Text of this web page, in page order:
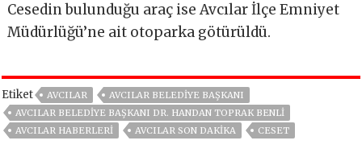
Cesedin bulunduğu araç ise Avcılar İlçe Emniyet
Müdürlüğü’ne ait otoparka götürüldü.
Etiket AVCILAR
AVCILAR BELEDIYE BAŞKANI
AVCILAR BELEDIYE BAŞKANI DR. HANDAN TOPRAK BENLI
AVCILAR HABERLERI
AVCILAR SON DAKIKA CESET